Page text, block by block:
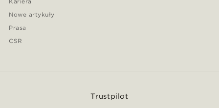
Nowe artykuły
Prasa
CSR
Trustpilot